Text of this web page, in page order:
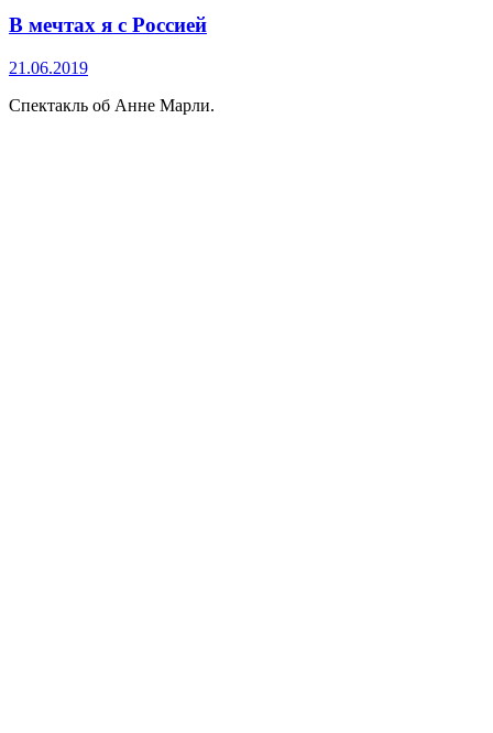
В мечтах я с Россией
21.06.2019
Спектакль об Анне Марли.